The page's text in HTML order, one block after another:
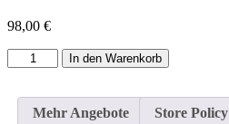
98,00 €
Boeing
737
Menge
In den Warenkorb
Mehr Angebote Store Policy